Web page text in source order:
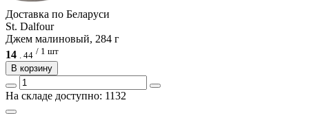
Доcтавка по Беларуси
St. Dalfour
Джем малиновый, 284 г
14
44 / 1 шт
В корзину
На складе доступно: 1132